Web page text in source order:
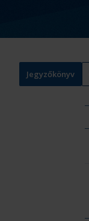
Jegyzőkönyv